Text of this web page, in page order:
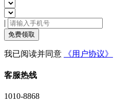
|
免费领取
我已阅读并同意 《用户协议》
客服热线
1010-8868